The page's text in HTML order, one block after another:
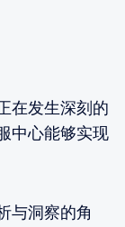
在发生深刻的
中心能够实现
与洞察的角